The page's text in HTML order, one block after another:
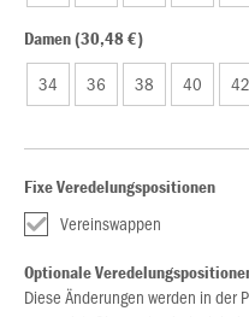
Damen (30,48 €)
34 36 38 40 42
Fixe Veredelungspositionen
Vereinswappen
Optionale
Diese Änderungen werden in der